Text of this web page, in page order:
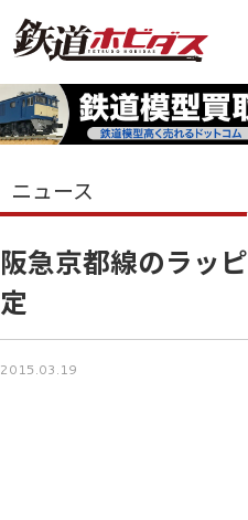
ニュース
阪急京都線のラッ
定
2015.03.19